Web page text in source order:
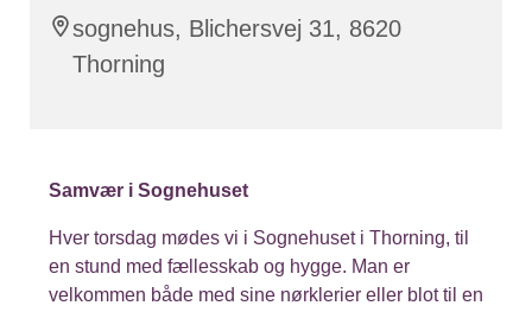
sognehus, Blichersvej 31, 8620
Thorning
Samvær i Sognehuset
Hver torsdag mødes vi i Sognehuset i Thorning, til
en stund med fællesskab og hygge. Man er
velkommen både med sine nørklerier eller blot til en